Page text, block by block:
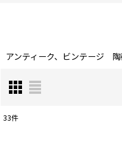
アンティーク、ビンテージ 陶
33件